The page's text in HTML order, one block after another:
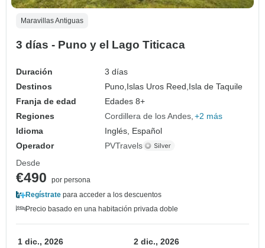
Maravillas Antiguas
3 días - Puno y el Lago Titicaca
Duración
3 días
Destinos
Puno, Islas Uros Reed, Isla de Taquile
Franja de edad
Edades 8+
Regiones
Cordillera de los Andes +2 más
Idioma
Inglés, Español
Operador
PVTravels
Desde
€490
por persona
Regístrate para acceder a los descuentos
Precio basado en una habitación privada doble
1 dic., 2026 2 dic., 2026